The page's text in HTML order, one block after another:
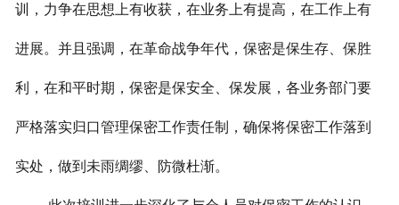
训，力争在思想上有收获，在业务上有提高，在工作上有
进展。并且强调，在革命战争年代，保密是保生存、保胜
利，在和平时期，保密是保安全、保发展，各业务部门要
严格落实归口管理保密工作责任制，确保将保密工作落到
实处，做到未雨绸缪、防微杜渐。